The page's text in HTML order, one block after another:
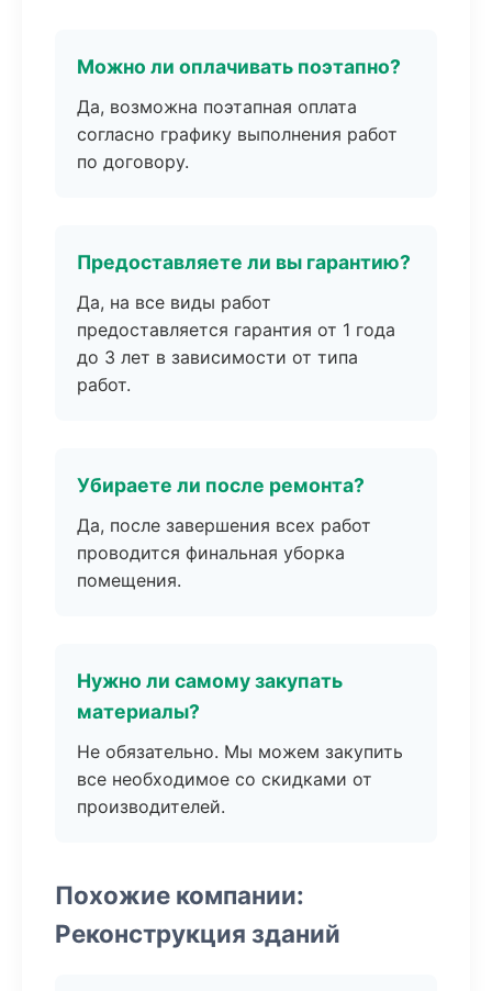
Можно ли оплачивать поэтапно?
Да, возможна поэтапная оплата
согласно графику выполнения работ
по договору.
Предоставляете ли вы гарантию?
Да, на все виды работ
предоставляется гарантия от 1 года
до 3 лет в зависимости от типа
работ.
Убираете ли после ремонта?
Да, после завершения всех работ
проводится финальная уборка
помещения.
Нужно ли самому закупать
материалы?
Не обязательно. Мы можем закупить
все необходимое со скидками от
производителей.
Похожие компании:
Реконструкция зданий